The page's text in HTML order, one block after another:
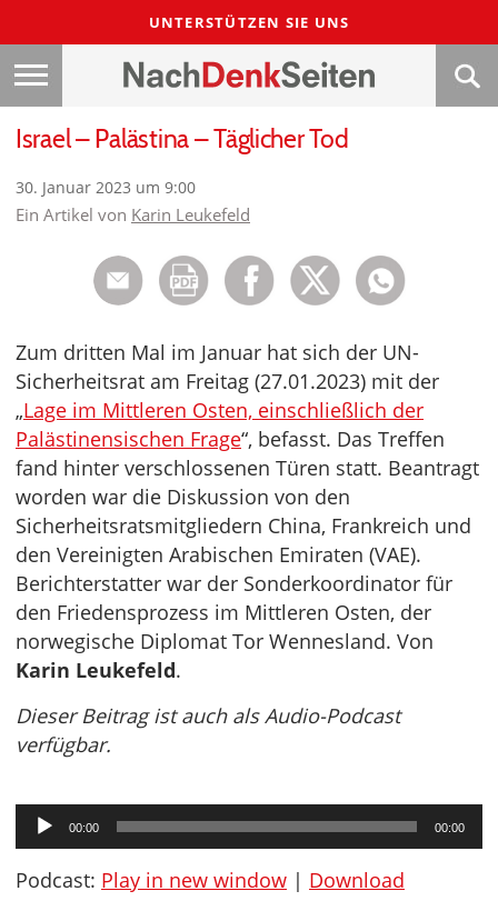
UNTERSTÜTZEN SIE UNS
Israel – Palästina – Täglicher Tod
30. Januar 2023 um 9:00
Ein Artikel von Karin Leukefeld
Zum dritten Mal im Januar hat sich der UN-
Sicherheitsrat am Freitag (27.01.2023) mit der
„Lage im Mittleren Osten, einschließlich der
Palästinensischen Frage“, befasst. Das Treffen
fand hinter verschlossenen Türen statt. Beantragt
worden war die Diskussion von den
Sicherheitsratsmitgliedern China, Frankreich und
den Vereinigten Arabischen Emiraten (VAE).
Berichterstatter war der Sonderkoordinator für
den Friedensprozess im Mittleren Osten, der
norwegische Diplomat Tor Wennesland. Von
Karin Leukefeld.
Dieser Beitrag ist auch als Audio-Podcast
verfügbar.
Audio-
Player
00:00 00:00
Podcast: Play in new window | Download